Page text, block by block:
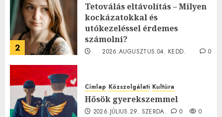
2
Tetoválás eltávolítás – Milyen
kockázatokkal és
utókezeléssel érdemes
számolni?
2026.AUGUSZTUS.04. KEDD.
0
Címlap Közszolgálati Kultúra
Hősök gyerekszemmel
2026.JÚLIUS.29. SZERDA. 0 0